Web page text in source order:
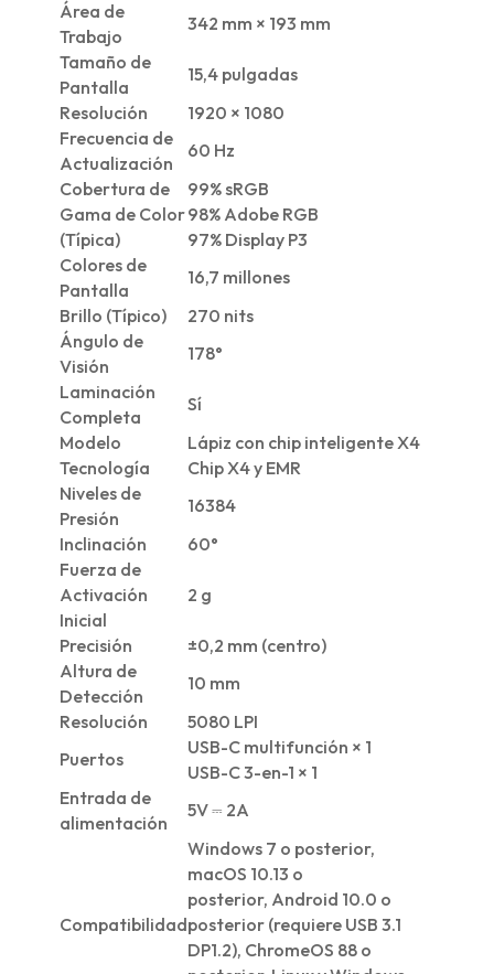
Área de
Trabajo
342 mm × 193 mm
Tamaño de
Pantalla
15,4 pulgadas
Resolución
1920 × 1080
Frecuencia de
Actualización
60 Hz
Cobertura de
Gama de Color
(Típica)
99% sRGB
98% Adobe RGB
97% Display P3
Colores de
Pantalla
16,7 millones
Brillo (Típico)
270 nits
Ángulo de
Visión
178°
Laminación
Completa
Sí
Modelo
Lápiz con chip inteligente X4
Tecnología
Chip X4 y EMR
Niveles de
Presión
16384
Inclinación
60°
Fuerza de
Activación
Inicial
2 g
Precisión
±0,2 mm (centro)
Altura de
Detección
10 mm
Resolución
5080 LPI
Puertos
USB-C multifunción × 1
USB-C 3-en-1 × 1
Entrada de
alimentación
5V ⎓ 2A
Compatibilidad
Windows 7 o posterior,
macOS 10.13 o
posterior, Android 10.0 o
posterior (requiere USB 3.1
DP1.2), ChromeOS 88 o